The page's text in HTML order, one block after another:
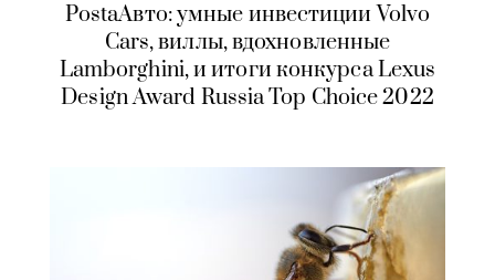
PostaАвто: умные инвестиции Volvo
Cars, виллы, вдохновленные
Lamborghini, и итоги конкурса Lexus
Design Award Russia Тор Choice 2022